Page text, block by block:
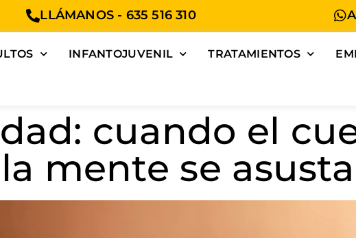
LLÁMANOS - 635 516 310
INFANTOJUVENIL TRATAMIENTOS
cuando el
mente se asusta